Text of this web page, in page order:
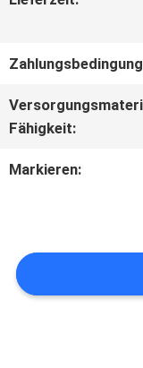
UM
EIN
Fähigkeit:
Markieren: